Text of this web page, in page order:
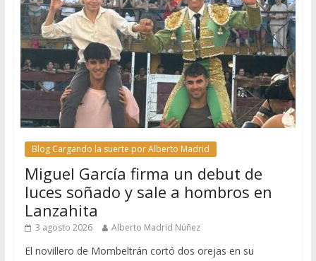
Blog Cargando la suerte por Alberto Madrid
Miguel García firma un debut de
luces soñado y sale a hombros en
Lanzahita
3 agosto 2026 Alberto Madrid Núñez
El novillero de Mombeltrán cortó dos orejas en su